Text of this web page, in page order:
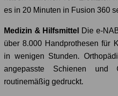
es in 20 Minuten in Fusion 360
Medizin & Hilfsmittel
Die e-
über 8.000 Handprothesen für
in wenigen Stunden.
angepasste Schienen und
routinemäßig gedruckt.